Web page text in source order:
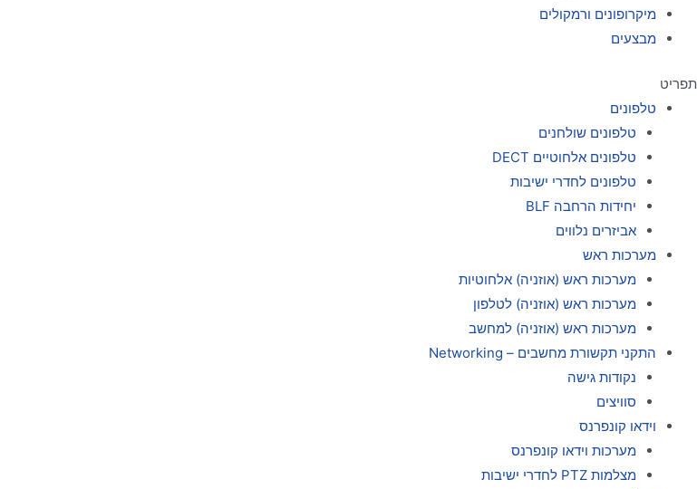
מיקרופונים ורמקולים
מבצעים
תפריט
טלפונים
טלפונים שולחנים
טלפונים אלחוטיים DECT
טלפונים לחדרי ישיבות
יחידות הרחבה BLF
אביזרים נלווים
מערכות ראש
מערכות ראש (אוזניה) אלחוטיות
מערכות ראש (אוזניה) לטלפון
מערכות ראש (אוזניה) למחשב
התקני תקשורת מחשבים – Networking
נקודות גישה
סוויצים
וידאו קונפרנס
מערכות וידאו קונפרנס
מצלמות PTZ לחדרי ישיבות